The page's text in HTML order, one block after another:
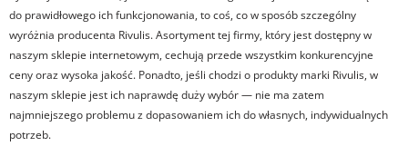
do prawidłowego ich funkcjonowania, to coś, co w sposób szczególny
wyróżnia producenta Rivulis. Asortyment tej firmy, który jest dostępny w
naszym sklepie internetowym, cechują przede wszystkim konkurencyjne
ceny oraz wysoka jakość. Ponadto, jeśli chodzi o produkty marki Rivulis, w
naszym sklepie jest ich naprawdę duży wybór — nie ma zatem
najmniejszego problemu z dopasowaniem ich do własnych, indywidualnych
potrzeb.